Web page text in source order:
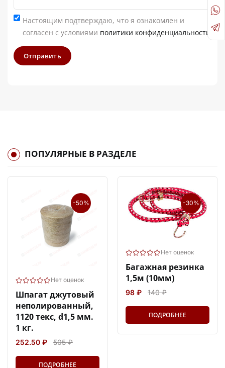
Настоящим подтверждаю, что я ознакомлен и
согласен с условиями политики конфиденциальности
Отправить
ПОПУЛЯРНЫЕ В РАЗДЕЛЕ
-50%
Нет оценок
Шпагат джутовый
неполированный,
1120 текс, d1,5 мм.
1 кг.
252.50 ₽ 505 ₽
ПОДРОБНЕЕ
-30%
Нет оценок
Багажная резинка
1,5м (10мм)
98 ₽ 140 ₽
ПОДРОБНЕЕ